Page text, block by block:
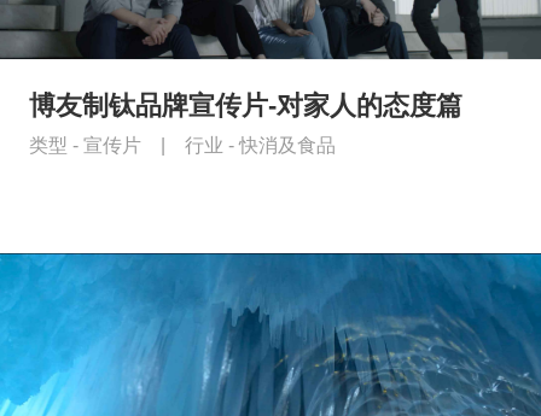
博友制钛品牌宣传片-对家人的态度篇
类型 - 宣传片 行业 -快消及食品